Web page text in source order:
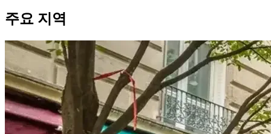
주요 지역